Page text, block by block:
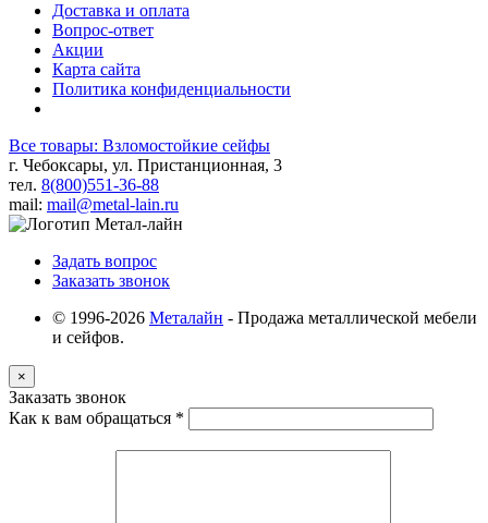
Доставка и оплата
Вопрос-ответ
Акции
Карта сайта
Политика конфиденциальности
Все товары: Взломостойкие сейфы
г. Чебоксары, ул. Пристанционная, 3
тел. 8(800)551-36-88
mail: mail@metal-lain.ru
Задать вопрос
Заказать звонок
© 1996-2026 Металайн - Продажа металлической мебели
и сейфов.
×
Заказать звонок
Как к вам обращаться *